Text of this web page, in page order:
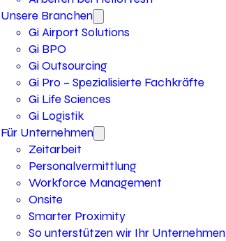
Unsere Branchen
Gi Airport Solutions
Gi BPO
Gi Outsourcing
Gi Pro – Spezialisierte Fachkräfte
Gi Life Sciences
Gi Logistik
Für Unternehmen
Zeitarbeit
Personalvermittlung
Workforce Management
Onsite
Smarter Proximity
So unterstützen wir Ihr Unternehmen